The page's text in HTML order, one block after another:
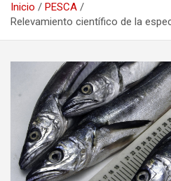
Inicio
PESCA
Relevamiento científico de la